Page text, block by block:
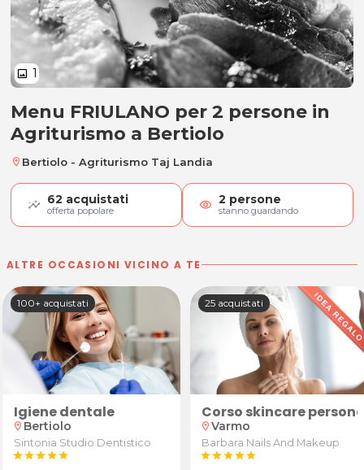
image 1
Menu FRIULANO per 2 persone
Menu FRIULANO per 2 persone in
Agriturismo a Bertiolo
location_on Bertiolo - Agriturismo Taj Landia
62 acquistati
offerta popolare visibility 2 persone
stanno guardando
ALTRE OCCASIONI VICINO A TE
+ Installazione
100+ acquistati
Igiene dentale
location_on Bertiolo
Sintonia Studio Dentistico
starstarstarstarstar
25 acquistati
Corso skincare
location_onVarmo
Barbara Nails And Makeup
starstarstarstarstar